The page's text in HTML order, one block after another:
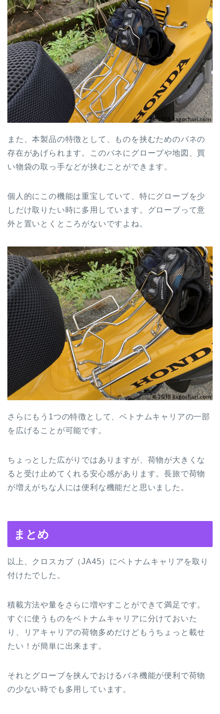
また、本製品の特徴として、ものを挟むためのバネの
存在があげられます。このバネにグローブや地図、買
い物袋の取っ手などが挟むことができます。
個人的にこの機能は重宝していて、特にグローブを少
しだけ取りたい時に多用しています。グローブって意
外と置いとくところがないですよね。
さらにもう1つの特徴として、ベトナムキャリアの一部
を広げることが可能です。
ちょっとした広がりではありますが、荷物が大きくな
ると受け止めてくれる安心感があります。長旅で荷物
が増えがちな人には便利な機能だと思いました。
まとめ
以上、クロスカブ（JA45）にベトナムキャリアを取り
付けたでした。
積載方法や量をさらに増やすことができて満足です。
すぐに使うものをベトナムキャリアに分けておいた
り、リアキャリアの荷物多めだけどもうちょっと載せ
たい！が簡単に出来ます。
それとグローブを挟んでおけるバネ機能が便利で荷物
の少ない時でも多用しています。